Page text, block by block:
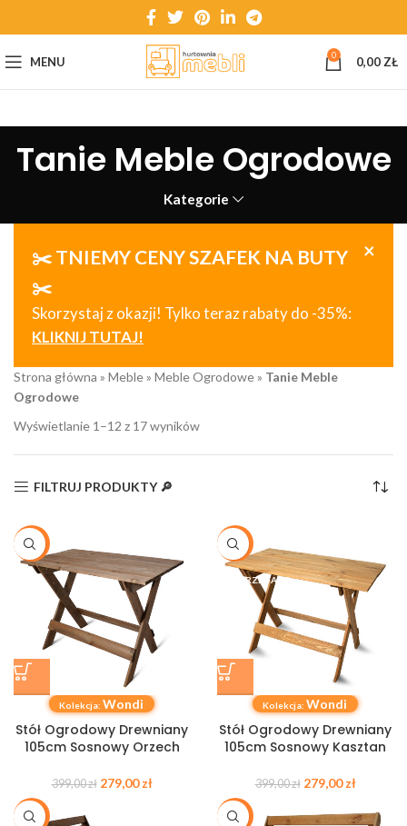
MENU 0 0,00 ZŁ
Tanie Meble Ogrodowe
Kategorie
×
✂️ TNIEMY CENY SZAFEK NA BUTY
✂️
Skorzystaj z okazji! Tylko teraz rabaty do -35%:
KLIKNIJ TUTAJ!
Strona główna » Meble» Meble Ogrodowe» Tanie Meble
Ogrodowe
Wyświetlanie 1–12 z 17 wyników
FILTRUJ PRODUKTY 🔎
-30%
Kolekcja:Wondi
Stół Ogrodowy Drewniany
105cm Sosnowy Orzech
399,00zł 279,00zł
-30%
WYPRZEDANE
Kolekcja:Wondi
Stół Ogrodowy Drewniany
105cm Sosnowy Kasztan
399,00zł 279,00zł
-20% -27%